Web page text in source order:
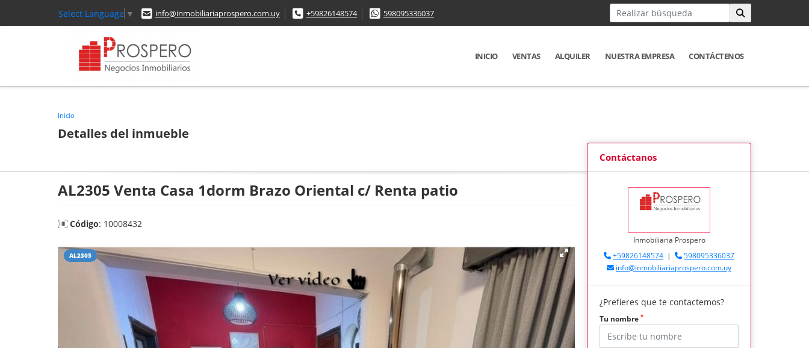
Select Language ▼ info@inmobiliariaprospero.com.uy +59826148574 598095336037
INICIO VENTAS ALQUILER NUESTRA EMPRESA CONTÁCTENOS
Inicio
Detalles del inmueble
AL2305 Venta Casa 1dorm Brazo Oriental c/ Renta patio
Código: 10008432
AL2305
Contáctanos
Inmobiliaria Prospero
+59826148574 |
598095336037
info@inmobiliariaprospero.com.uy
¿Prefieres que te contactemos?
Tu nombre *